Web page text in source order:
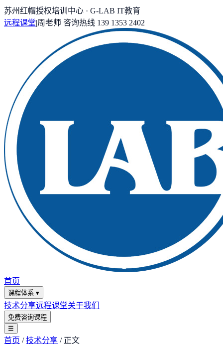
苏州红帽授权培训中心 · G-LAB IT教育
远程课堂|周老师 咨询热线 139 1353 2402
首页
课程体系 ▾
技术分享远程课堂关于我们
免费咨询课程
☰
首页 /技术分享 / 正文